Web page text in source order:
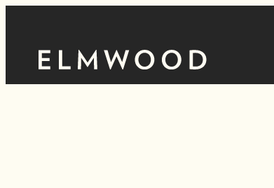
to
content
Homepage